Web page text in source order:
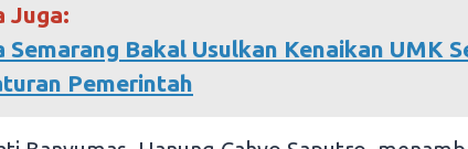
Juga:
Semarang Bakal Usulkan Kenaikan UMK
Pemerintah